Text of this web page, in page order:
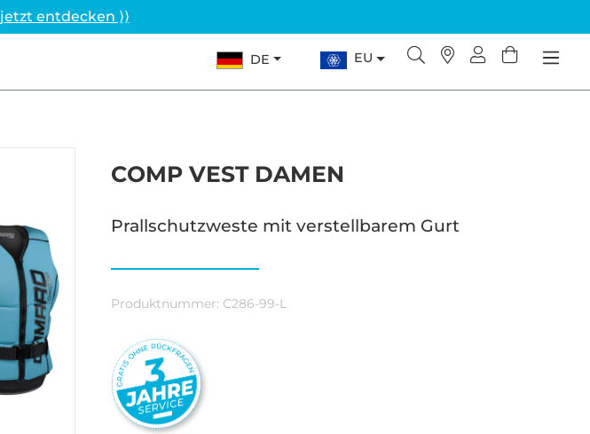
jetzt entdecken ⟩⟩
DE EU
COMP VEST DAMEN
Prallschutzweste mit verstellbarem Gurt
Produktnummer: C286-99-L